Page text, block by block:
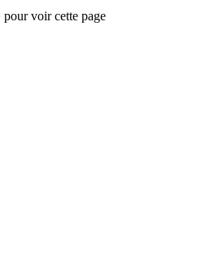
voir cette page